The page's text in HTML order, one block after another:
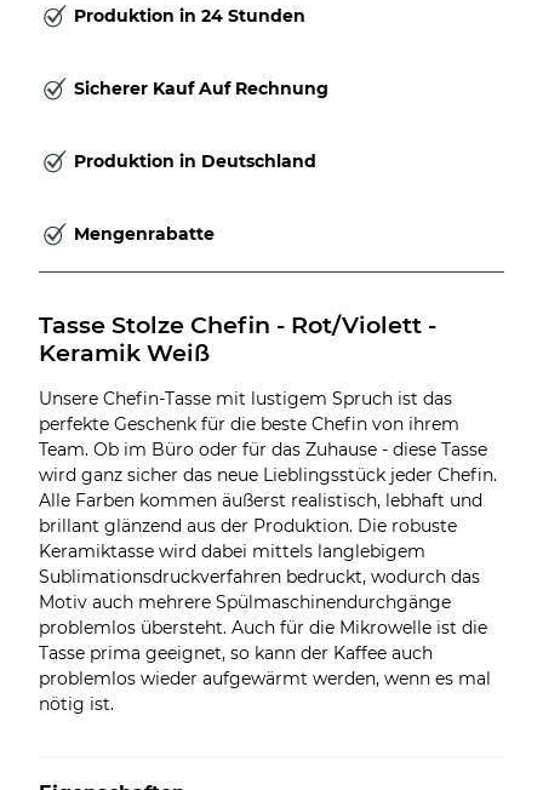
Produktion in 24 Stunden
Sicherer Kauf Auf Rechnung
Produktion in Deutschland
Mengenrabatte
Tasse Stolze Chefin - Rot/Violett -
Keramik Weiß
Unsere Chefin-Tasse mit lustigem Spruch ist das
perfekte Geschenk für die beste Chefin von ihrem
Team. Ob im Büro oder für das Zuhause - diese Tasse
wird ganz sicher das neue Lieblingsstück jeder Chefin.
Alle Farben kommen äußerst realistisch, lebhaft und
brillant glänzend aus der Produktion. Die robuste
Keramiktasse wird dabei mittels langlebigem
Sublimationsdruckverfahren bedruckt, wodurch das
Motiv auch mehrere Spülmaschinendurchgänge
problemlos übersteht. Auch für die Mikrowelle ist die
Tasse prima geeignet, so kann der Kaffee auch
problemlos wieder aufgewärmt werden, wenn es mal
nötig ist.